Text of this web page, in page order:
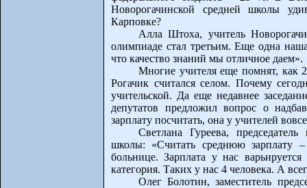
Новорогачинской средней школы
Карповке?
Алла Штоха, учитель
олимпиаде стал третьим. Еще одна
что качество знаний мы отличное даем».
Многие учителя еще помнят, как
Рогачик считался селом. Почему
учительской. Да еще недавнее
депутатов предложил вопрос о
зарплату посчитать, она у учителей
Светлана Гуреева,
школы: «Считать среднюю зарплату
больнице. Зарплата у нас
категория. Таких у нас 4 человека. А
Олег Болотин, заместитель